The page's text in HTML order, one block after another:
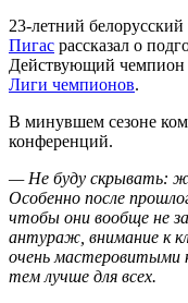
23-летний
Пигас рассказал о
Действующий чемпион
Лиги чемпионов.
В минувшем сезоне
конференций.
— Не буду скрывать:
Особенно после
чтобы они вообще не
антураж, внимание к
очень мастеровитыми
тем лучше для всех.